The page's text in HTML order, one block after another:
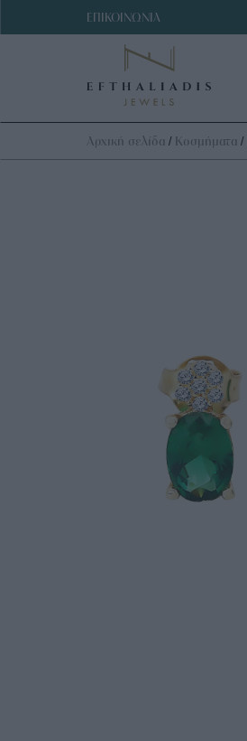
ΕΠΙΚΟΙΝΩΝΙΑ
Αρχική σελίδα / Κοσμήματα /